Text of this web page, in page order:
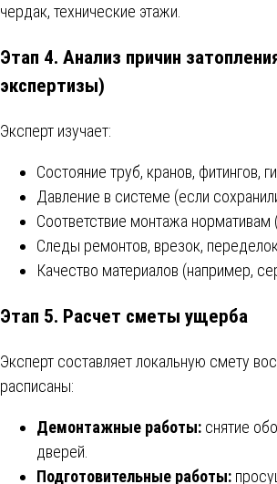
чердак, технические этажи.
Этап 4. Анализ причин
экспертизы)
Эксперт изучает:
Состояние труб, кранов, фитингов,
Давление в системе (если
Соответствие монтажа
Следы ремонтов, врезок, переделок.
Качество материалов (например,
Этап 5. Расчет сметы ущерба
Эксперт составляет локальную смету
расписаны:
Демонтажные работы: снятие
дверей.
Подготовительные работы: